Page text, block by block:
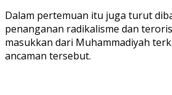
Dalam pertemuan itu juga turut
penanganan radikalisme dan
masukkan dari Muhammadiyah
ancaman tersebut.